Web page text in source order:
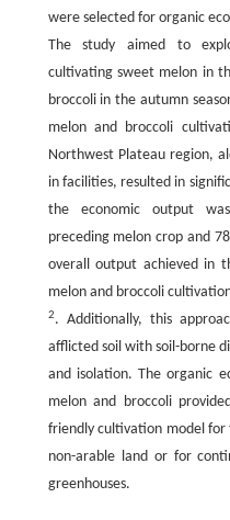
were selected for organic
The study aimed to
cultivating sweet melon in
broccoli in the autumn
melon and broccoli
Northwest Plateau region,
in facilities, resulted in
the economic output
preceding melon crop and
overall output achieved in
melon and broccoli
2. Additionally, this
afflicted soil with soil-borne
and isolation. The organic
melon and broccoli
friendly cultivation model
non-arable land or for
greenhouses.